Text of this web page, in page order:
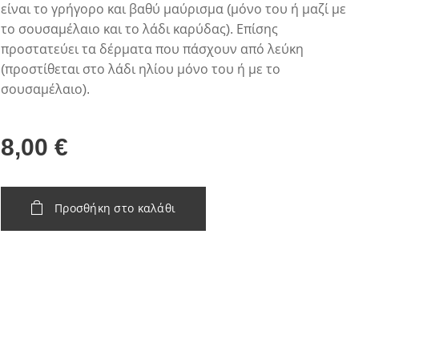
είναι το γρήγορο και βαθύ μαύρισμα (μόνο του ή μαζί με
το σουσαμέλαιο και το λάδι καρύδας). Επίσης
προστατεύει τα δέρματα που πάσχουν από λεύκη
(προστίθεται στο λάδι ηλίου μόνο του ή με το
σουσαμέλαιο).
8,00 €
Προσθήκη στο καλάθι